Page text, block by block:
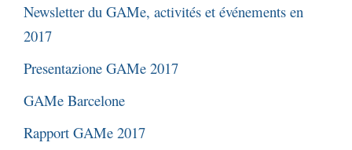
Newsletter du GAMe, activités et événements en
2017
Presentazione GAMe 2017
GAMe Barcelone
Rapport GAMe 2017